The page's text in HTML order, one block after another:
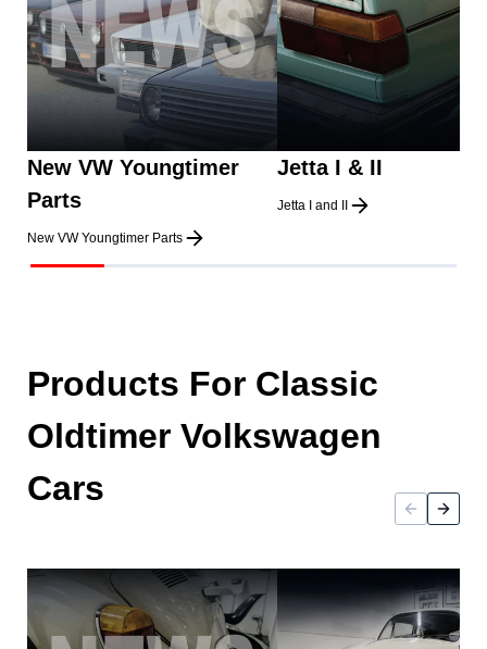
New VW Youngtimer
Parts
New VW Youngtimer Parts
Jetta I & II
Jetta I and II
Products For Classic
Oldtimer Volkswagen
Cars